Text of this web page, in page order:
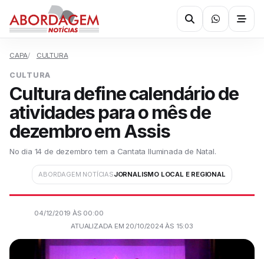
CAPA CULTURA
CULTURA
Cultura define calendário de
atividades para o mês de
dezembro em Assis
No dia 14 de dezembro tem a Cantata Iluminada de Natal.
ABORDAGEM NOTÍCIASJORNALISMO LOCAL E REGIONAL
04/12/2019 ÀS 00:00
ATUALIZADA EM 20/10/2024 ÀS 15:03